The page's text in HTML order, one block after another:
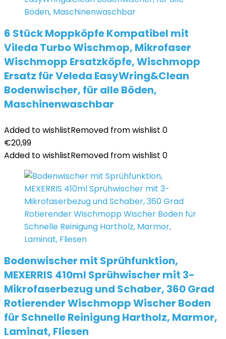
6 Stück Moppköpfe Kompatibel mit
Vileda Turbo Wischmop, Mikrofaser
Wischmopp Ersatzköpfe, Wischmopp
Ersatz für Veleda EasyWring&Clean
Bodenwischer, für alle Böden,
Maschinenwaschbar
Added to wishlistRemoved from wishlist 0
€20,99
Added to wishlistRemoved from wishlist 0
Bodenwischer mit Sprühfunktion,
MEXERRIS 410ml Sprühwischer mit 3-
Mikrofaserbezug und Schaber, 360 Grad
Rotierender Wischmopp Wischer Boden
für Schnelle Reinigung Hartholz, Marmor,
Laminat, Fliesen